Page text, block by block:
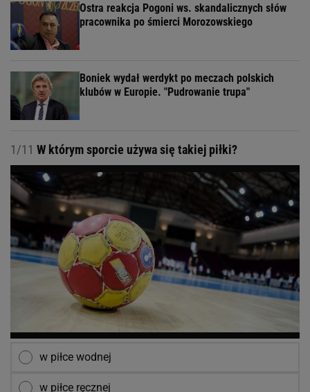
Ostra reakcja Pogoni ws. skandalicznych słów
pracownika po śmierci Morozowskiego
Boniek wydał werdykt po meczach polskich
klubów w Europie. "Pudrowanie trupa"
1/11 W którym sporcie używa się takiej piłki?
w piłce wodnej
w piłce ręcznej